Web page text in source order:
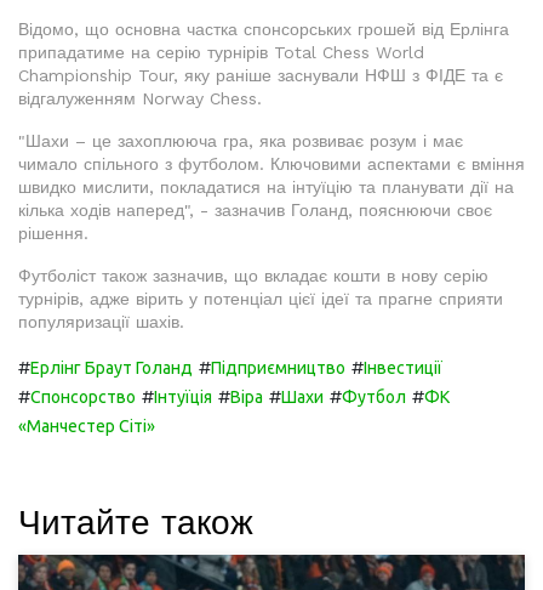
Відомо, що основна частка спонсорських грошей від Ерлінга
припадатиме на серію турнірів Total Chess World
Championship Tour, яку раніше заснували НФШ з ФІДЕ та є
відгалуженням Norway Chess.
"Шахи – це захоплююча гра, яка розвиває розум і має
чимало спільного з футболом. Ключовими аспектами є вміння
швидко мислити, покладатися на інтуїцію та планувати дії на
кілька ходів наперед", - зазначив Голанд, пояснюючи своє
рішення.
Футболіст також зазначив, що вкладає кошти в нову серію
турнірів, адже вірить у потенціал цієї ідеї та прагне сприяти
популяризації шахів.
#Ерлінг Браут Голанд #Підприємництво #Інвестиції
#Спонсорство #Інтуїція #Віра #Шахи #Футбол #ФК
«Манчестер Сіті»
Читайте також